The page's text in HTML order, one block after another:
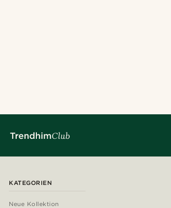
KATEGORIEN
Neue Kollektion